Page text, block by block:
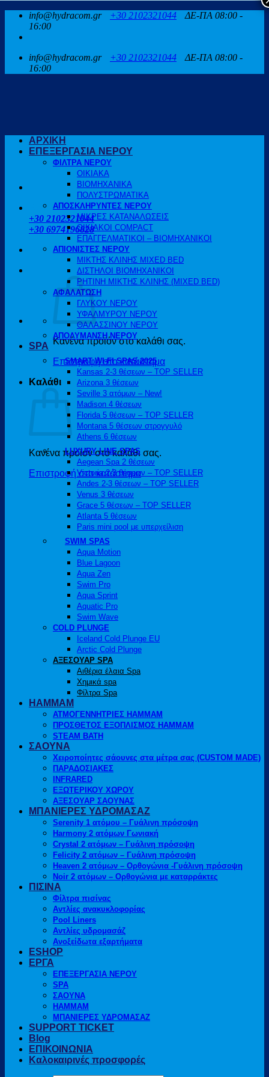
Μετάβαση
περιεχόμενο
info@hydracom.gr +30 2102321044
ΔΕ-ΠΑ 08:00 -
16:00
info@hydracom.gr +30 2102321044
ΔΕ-ΠΑ 08:00 -
16:00
ΚΑΛΕΣΤΕ ΜΑΣ
+30 2102321044
+30 6974196828
Κανένα προϊόν στο καλάθι σας.
Επιστροφή στο κατάστημα
Καλάθι
Κανένα προϊόν στο καλάθι σας.
Επιστροφή στο κατάστημα
ΑΡΧΙΚΗ
ΕΠΕΞΕΡΓΑΣΙΑ ΝΕΡΟΥ
ΦΙΛΤΡΑ ΝΕΡΟΥ
ΟΙΚΙΑΚΑ
ΒΙΟΜΗΧΑΝΙΚΑ
ΠΟΛΥΣΤΡΩΜΑΤΙΚΑ
ΑΠΟΣΚΛΗΡΥΝΤΕΣ ΝΕΡΟΥ
ΜΙΚΡΕΣ ΚΑΤΑΝΑΛΩΣΕΙΣ
ΟΙΚΙΑΚΟΙ COMPACT
ΕΠΑΓΓΕΛΜΑΤΙΚΟΙ – ΒΙΟΜΗΧΑΝΙΚΟΙ
ΑΠΙΟΝΙΣΤΕΣ ΝΕΡΟΥ
ΜΙΚΤΗΣ ΚΛΙΝΗΣ MIXED BED
ΔΙΣΤΗΛΟΙ ΒΙΟΜΗΧΑΝΙΚΟΙ
ΡΗΤΙΝΗ ΜΙΚΤΗΣ ΚΛΙΝΗΣ (MIXED BED)
ΑΦΑΛΑΤΩΣΗ
ΓΛΥΚΟΥ ΝΕΡΟΥ
ΥΦΑΛΜΥΡΟΥ ΝΕΡΟΥ
ΘΑΛΑΣΣΙΝΟΥ ΝΕΡΟΥ
ΑΠΟΛΥΜΑΝΣΗ ΝΕΡΟΥ
SPA
SMART WI-FI SPAS 2025
Kansas 2-3 θέσεων – TOP SELLER
Arizona 3 θέσεων
Seville 3 ατόμων – New!
Madison 4 θέσεων
Florida 5 θέσεων – TOP SELLER
Montana 5 θέσεων στρογγυλό
Athens 6 θέσεων
LUXURY LINE SPAS
Aegean Spa 2 θέσεων
Victoria 2-3 θέσεων – TOP SELLER
Andes 2-3 θέσεων – TOP SELLER
Venus 3 θέσεων
Grace 5 θέσεων – TOP SELLER
Atlanta 5 θέσεων
Paris mini pool με υπερχείλιση
SWIM SPAS
Aqua Motion
Blue Lagoon
Aqua Zen
Swim Pro
Aqua Sprint
Aquatic Pro
Swim Wave
COLD PLUNGE
Iceland Cold Plunge EU
Arctic Cold Plunge
ΑΞΕΣΟΥΑΡ SPA
Αιθέρια έλαια Spa
Χημικά spa
Φίλτρα Spa
HAMMAM
ΑΤΜΟΓΕΝΝΗΤΡΙΕΣ HAMMAM
ΠΡΟΣΘΕΤΟΣ ΕΞΟΠΛΙΣΜΟΣ HAMMAM
STEAM BATH
ΣΑΟΥΝΑ
Χειροποίητες σάουνες στα μέτρα σας (CUSTOM MADE)
ΠΑΡΑΔΟΣΙΑΚΕΣ
INFRARED
ΕΞΩΤΕΡΙΚΟΥ ΧΩΡΟΥ
ΑΞΕΣΟΥΑΡ ΣΑΟΥΝΑΣ
ΜΠΑΝΙΕΡΕΣ ΥΔΡΟΜΑΣΑΖ
Serenity 1 ατόμου – Γυάλινη πρόσοψη
Harmony 2 ατόμων Γωνιακή
Crystal 2 ατόμων – Γυάλινη πρόσοψη
Felicity 2 ατόμων – Γυάλινη πρόσοψη
Heaven 2 ατόμων – Ορθογώνια -Γυάλινη πρόσοψη
Noir 2 ατόμων – Ορθογώνια με καταρράκτες
ΠΙΣΙΝΑ
Φίλτρα πισίνας
Αντλίες ανακυκλοφορίας
Pool Liners
Αντλίες υδρομασάζ
Ανοξείδωτα εξαρτήματα
ESHOP
ΕΡΓΑ
ΕΠΕΞΕΡΓΑΣΙΑ ΝΕΡΟΥ
SPA
ΣΑΟΥΝΑ
HAMMAM
ΜΠΑΝΙΕΡΕΣ ΥΔΡΟΜΑΣΑΖ
SUPPORT TICKET
Blog
ΕΠΙΚΟΙΝΩΝΙΑ
Καλοκαιρινές προσφορές